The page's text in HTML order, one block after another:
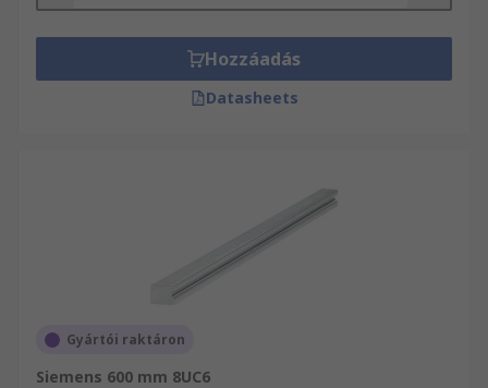
Hozzáadás
Datasheets
Gyártói raktáron
Siemens 600 mm 8UC6